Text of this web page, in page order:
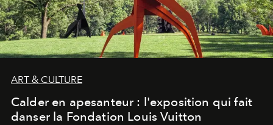
ART & CULTURE
Calder en apesanteur : l'exposition qui fait
danser la Fondation Louis Vuitton